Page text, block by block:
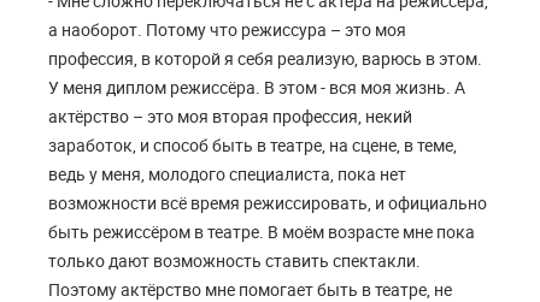
а наоборот. Потому что режиссура – это моя
профессия, в которой я себя реализую, варюсь в этом.
У меня диплом режиссёра. В этом - вся моя жизнь. А
актёрство – это моя вторая профессия, некий
заработок, и способ быть в театре, на сцене, в теме,
ведь у меня, молодого специалиста, пока нет
возможности всё время режиссировать, и официально
быть режиссёром в театре. В моём возрасте мне пока
только дают возможность ставить спектакли.
Поэтому актёрство мне помогает быть в театре, не